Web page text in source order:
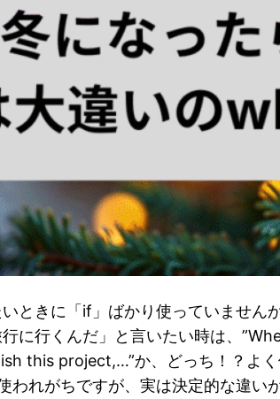
いときに「if」ばかり使っていません
行に行くんだ」と言いたい時は、
this project,…”か、どっち！？よ
われがちですが、実は決定的な違い